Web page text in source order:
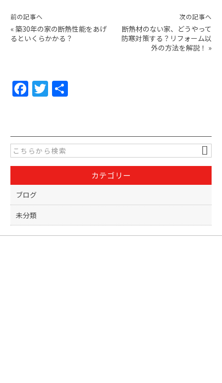
前の記事へ
« 築30年の家の断熱性能をあげ
るといくらかかる？
次の記事へ
断熱材のない家、どうやって
防寒対策する？リフォーム以
外の方法を解説！ »
F
a
e
b
o
o
k
T
w
er
カテゴリー
ブログ
未分類